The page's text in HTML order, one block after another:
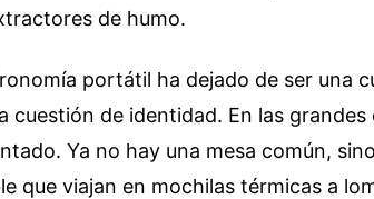
de humo.
portátil ha dejado de ser una
cuestión de identidad. En las grandes
Ya no hay una mesa común,
que viajan en mochilas térmicas a